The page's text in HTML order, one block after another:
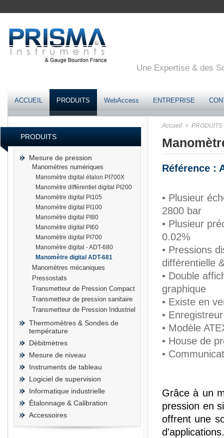
Une Expertise & des
ACCUEIL PRODUITS WebAccess ENTREPRISE
PRODUITS
Mesure de pression
Manomètres numériques
Manomètre digital étalon PI700X
Manomètre différentiel digital PI200
Manomètre digital PI105
Manomètre digital PI100
Manomètre digital PI80
Manomètre digital PI60
Manomètre digital PI700
Manomètre digital - ADT-680
Manomètre digital ADT-681
Manomètres mécaniques
Pressostats
Transmetteur de Pression Compact
Transmetteur de pression sanitaire
Transmetteur de Pression Industriel
Thermomètres & Sondes de
température
Débitmètres
Mesure de niveau
Instruments de tableau
Logiciel de supervision
Informatique industrielle
Étalonnage & Calibration
Accessoires
Accueil > PRODUITS
Référence :
• Plusieur
2800 bar
• Plusieur
0.02%
• Pressions
différentielle
• Double
graphique
• Existe en
•
• Modèle
• House de
•
Grâce à un
pression en
offrent une